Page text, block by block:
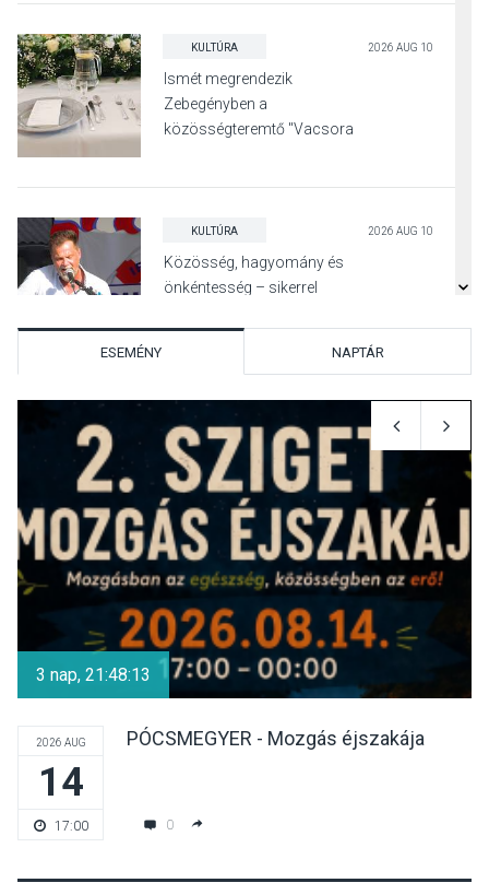
KULTÚRA 2026 AUG 10
Ismét megrendezik
Zebegényben a
közösségteremtő "Vacsora
KULTÚRA 2026 AUG 10
Közösség, hagyomány és
önkéntesség – sikerrel
Már várják a jelentkezőket a
szüreti főzőversenyre
Pócsmegyer-Surányban
Barokk udvarlás – Régizenei
koncertsorozatot lehet
hallgatni Szentendrén
ESEMÉNY NAPTÁR
3 nap, 21:48:12
2026 AUG
14
17:00
PÓCSMEGYER - Mozgás éjszakája
0